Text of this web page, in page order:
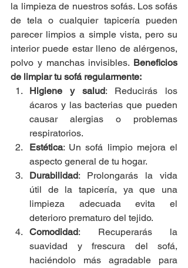
la limpieza de nuestros sofás. Los sofás
de tela o cualquier tapicería pueden
parecer limpios a simple vista, pero su
interior puede estar lleno de alérgenos,
polvo y manchas invisibles. Beneficios
de limpiar tu sofá regularmente:
Higiene y salud: Reducirás los
ácaros y las bacterias que pueden
causar alergias o problemas
respiratorios.
Estética: Un sofá limpio mejora el
aspecto general de tu hogar.
Durabilidad: Prolongarás la vida
útil de la tapicería, ya que una
limpieza adecuada evita el
deterioro prematuro del tejido.
Comodidad: Recuperarás la
suavidad y frescura del sofá,
haciéndolo más agradable para